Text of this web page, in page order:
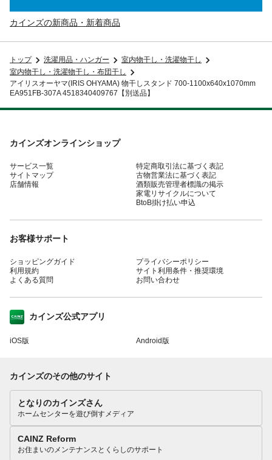
カインズの新商品・新着商品
トップ 洗濯用品・ハンガー
室内物干し・洗濯物干し
室内物干し・洗濯物干し・布団干し
アイリスオーヤマ(IRIS OHYAMA) 物干しスタンド 700-1100x640x1070mm
EA951FB-307A 4518340409767【別送品】
カインズオンラインショップ
サービス一覧
サイトマップ
店舗情報
特定商取引法に基づく表記
古物営業法に基づく表記
酒類販売管理者標識の掲示
家電リサイクルについて
BtoB掛け払い申込
お客様サポート
ショッピングガイド
利用規約
よくある質問
プライバシーポリシー
サイト利用条件・推奨環境
お問い合わせ
カインズ公式アプリ
iOS版 Android版
カインズのその他のサイト
となりのカインズさん
ホームセンターを遊び倒すメディア
CAINZ Reform
お住まいのメンテナンスとくらしのサポート